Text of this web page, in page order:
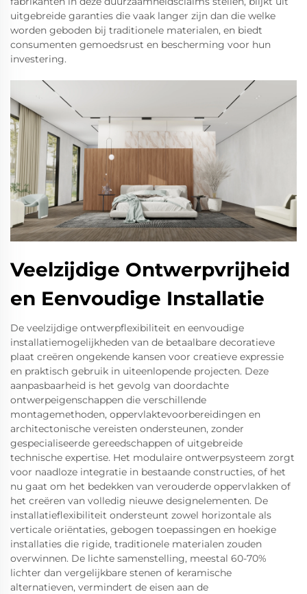
uitgebreide garanties die vaak langer zijn dan die welke
worden geboden bij traditionele materialen, en biedt
consumenten gemoedsrust en bescherming voor hun
investering.
Veelzijdige Ontwerpvrijheid
en Eenvoudige Installatie
De veelzijdige ontwerpflexibiliteit en eenvoudige
installatiemogelijkheden van de betaalbare decoratieve
plaat creëren ongekende kansen voor creatieve expressie
en praktisch gebruik in uiteenlopende projecten. Deze
aanpasbaarheid is het gevolg van doordachte
ontwerpeigenschappen die verschillende
montagemethoden, oppervlaktevoorbereidingen en
architectonische vereisten ondersteunen, zonder
gespecialiseerde gereedschappen of uitgebreide
technische expertise. Het modulaire ontwerpsysteem zorgt
voor naadloze integratie in bestaande constructies, of het
nu gaat om het bedekken van verouderde oppervlakken of
het creëren van volledig nieuwe designelementen. De
installatieflexibiliteit ondersteunt zowel horizontale als
verticale oriëntaties, gebogen toepassingen en hoekige
installaties die rigide, traditionele materialen zouden
overwinnen. De lichte samenstelling, meestal 60-70%
lichter dan vergelijkbare stenen of keramische
alternatieven, vermindert de eisen aan de